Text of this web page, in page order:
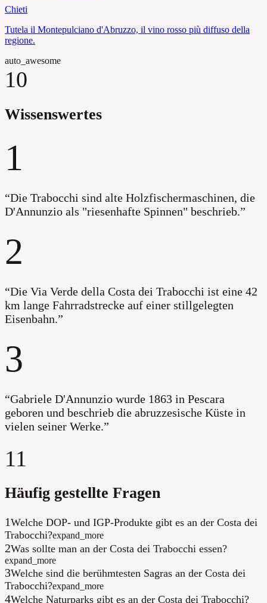
Chieti
Tutela il Montepulciano d'Abruzzo, il vino rosso più diffuso della
regione.
auto_awesome
10
Wissenswertes
1
“Die Trabocchi sind alte Holzfischermaschinen, die
D'Annunzio als "riesenhafte Spinnen" beschrieb.”
2
“Die Via Verde della Costa dei Trabocchi ist eine 42
km lange Fahrradstrecke auf einer stillgelegten
Eisenbahn.”
3
“Gabriele D'Annunzio wurde 1863 in Pescara
geboren und beschrieb die abruzzesische Küste in
vielen seiner Werke.”
11
Häufig gestellte Fragen
1Welche DOP- und IGP-Produkte gibt es an der Costa dei
Trabocchi?expand_more
2Was sollte man an der Costa dei Trabocchi essen?
expand_more
3Welche sind die berühmtesten Sagras an der Costa dei
Trabocchi?expand_more
4Welche Naturparks gibt es an der Costa dei Trabocchi?